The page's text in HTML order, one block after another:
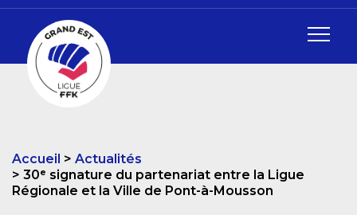
Accueil
Actualités
30ᵉ signature du partenariat entre la Ligue
Régionale et la Ville de Pont-à-Mousson